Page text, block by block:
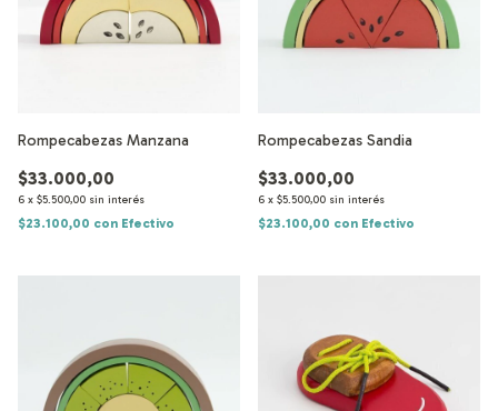
Rompecabezas Manzana
$33.000,00
6 x $5.500,00 sin interés
$23.100,00 con Efectivo
Rompecabezas Sandia
$33.000,00
6 x $5.500,00 sin interés
$23.100,00 con Efectivo